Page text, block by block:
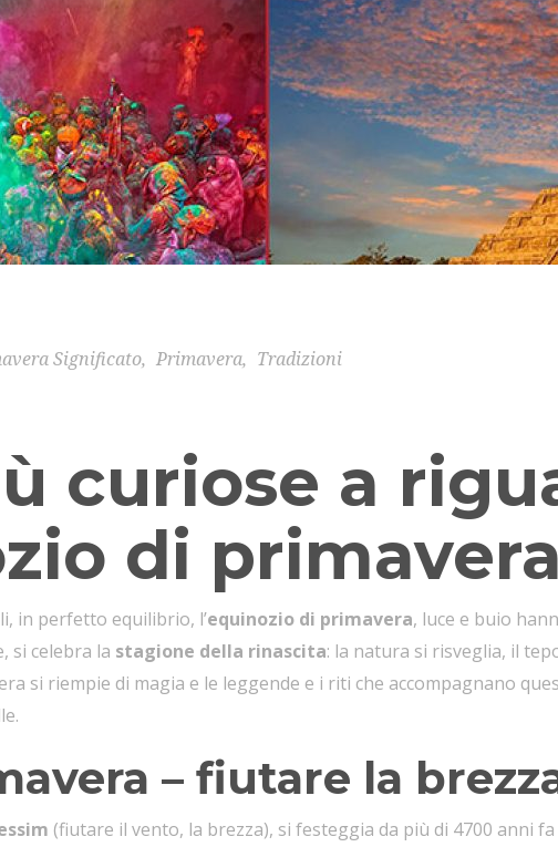
Significato, Primavera, Tradizioni
curiose a
di primavera
in perfetto equilibrio, l’equinozio di primavera, luce e buio
si celebra la stagione della rinascita: la natura si risveglia, il
si riempie di magia e le leggende e i riti che accompagnano
– fiutare la
(fiutare il vento, la brezza), si festeggia da più di 4700 anni